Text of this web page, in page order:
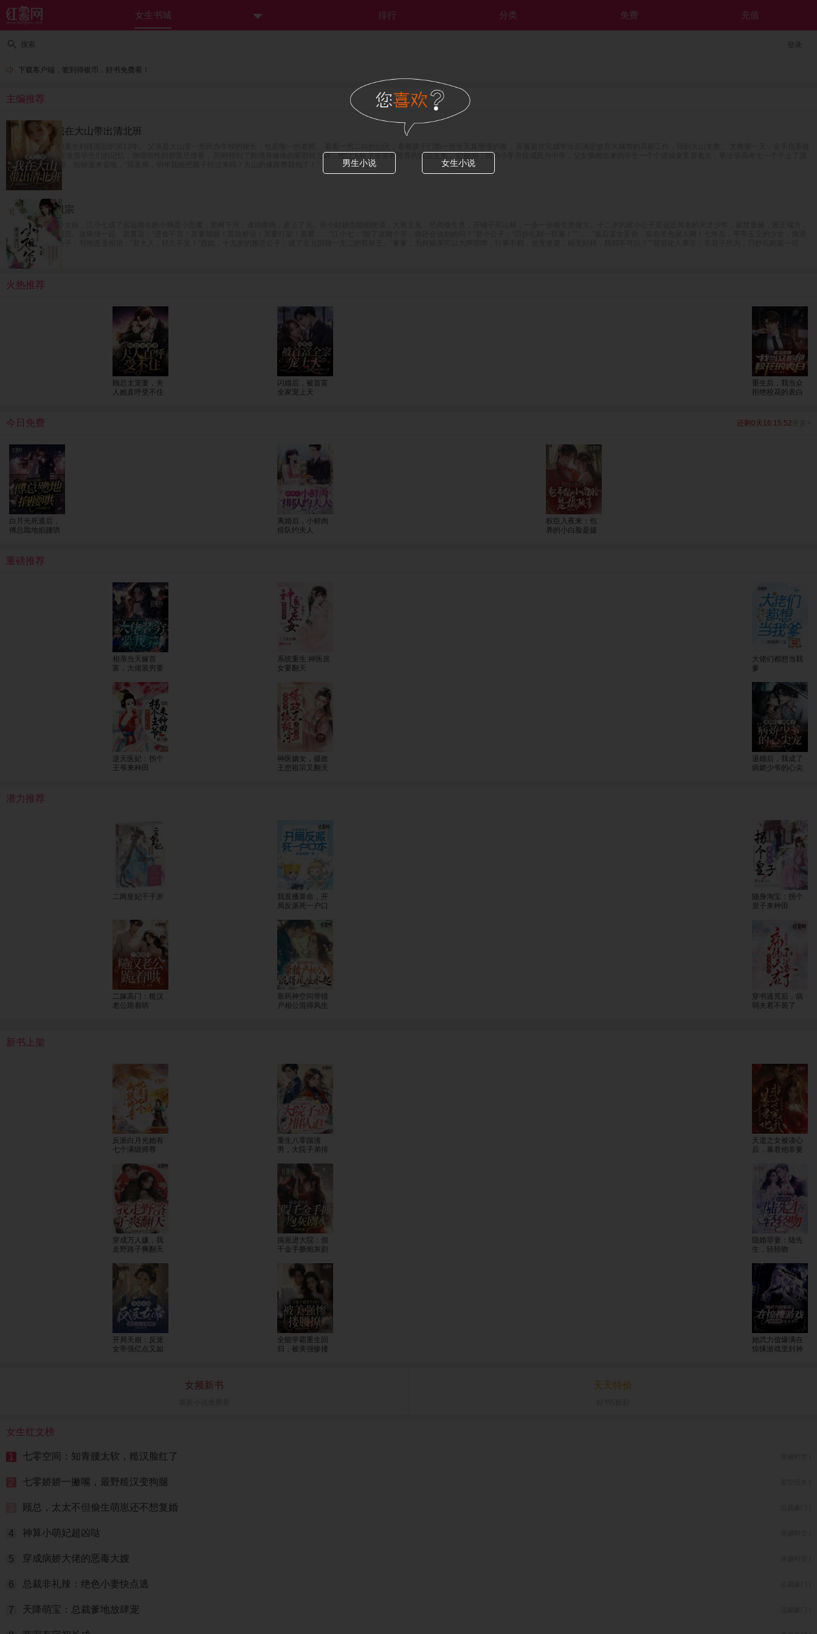
女生书城 排行 分类 免费 充值
搜索 登录
下载客户端，签到得银币，好书免费看！
主编推荐
重生八零：我在大山带出清北班
女富豪苏茵茵一朝重生到建国后的第13年。 父亲是大山里一所民办学校的校长，也是唯一的老师。 看着一穷二白的山区，看着孩子们那一张张天真懵懂的脸， 苏茵茵在完成学业后决定放弃大城市的高薪工作，回到大山支教。 支教第一天，金手指系统
上线。 得到礼包能改善学生们的记忆，增强悟性的碧落思维香， 同时得到了能强身健体的紫府转元诀，能让人吃了非常有营养的紫晶玉米， 眨眼间，民办小学升级成民办中学，父女俩教出来的学生一个个进城拿竞赛名次，毕业班高考生一个个上了清
北！ 全国人民震惊，纷纷发来贺电，“苏老师，明年我能把孩子转过来吗？大山的修路费我包了！”
重生农门小祖宗
穿越成七岁农家小女娃，江小七成了远近闻名的小捣蛋小恶魔，爬树下河，逮鸡撵狗，皮上了天。但小姑娘也聪明绝顶，大有主见，经商做生意，开铺子买山林，一步一步将生意做大。十二岁的君小公子是远近闻名的天才少年，家世显赫，雅正端方，
严谨古板，堪称模范。这俩撞一起。君莫染：“进食不言！莫要颠腿！莫说秽语！莫要打架！莫要……”江小七：“除了这两个字，你还会说别的吗？”君小公子：“罚抄礼则一百遍！”“……”最后某女妥协，实在美色误人啊！七年后，亭亭玉立的少女，偶遇
盛名在外的无双公子，与他遥遥相望：“君大人，好久不见！”自此，十九岁的雅正公子，成了北元国独一无二的双标王。“爹爹，为何娘亲可以大声喧哗，行事不羁，坐无坐姿，站无站样，我却不可以？”“背后论人事非，非君子所为，罚抄礼则篇一百
遍！”
火热推荐
顾总太宠妻，夫
人她直呼受不住
闪婚后，被首富
全家宠上天
重生后，我当众
拒绝校花的表白
今日免费 还剩0天16:15:51
白月光死遁后，
傅总跪地掐腰哄
离婚后，小鲜肉
排队约夫人
权臣入夜来：包
养的小白脸是摄
重磅推荐
相亲当天嫁首
富，大佬装穷要
系统重生:神医庶
女要翻天
大佬们都想当我
爹
逆天医妃：拐个
王爷来种田
神医嫡女，摄政
王您祖宗又翻天
退婚后，我成了
病娇少爷的心尖
潜力推荐
二两皇妃千千岁
我直播算命，开
局反派死一户口
随身淘宝：拐个
皇子来种田
二嫁高门：糙汉
老公跪着哄
靠药神空间带猎
户相公混得风生
穿书逃荒后，病
弱夫君不装了
新书上架
反派白月光她有
七个满级师尊
重生八零踹渣
男，大院子弟排
天道之女被读心
后，暴君他非要
穿成万人嫌，我
走野路子爽翻天
揣崽进大院：假
千金手撕炮灰剧
隐婚罪妻：陆先
生，轻轻吻
开局天崩：反派
女帝强亿点又如
全能学霸重生回
归，被美强惨搂
她武力值爆满在
惊悚游戏里封神
女频新书 天天特价
女生红文榜
1 七零空间：知青腰太软，糙汉脸红了
2 七零娇娇一撇嘴，最野糙汉变狗腿
顾总，太太不但偷生萌崽还不想复婚
4 神算小萌妃超凶哒
5 穿成病娇大佬的恶毒大嫂
6 总裁非礼辣：绝色小妻快点逃
7 天降萌宝：总裁爹地放肆宠
男生小说 女生小说